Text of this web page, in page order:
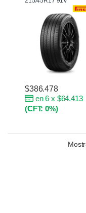
$386.478
en 6 x $64.413
(CFT: 0%)